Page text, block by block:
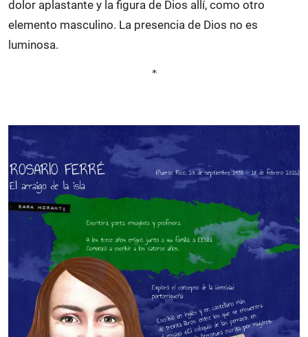
dolor aplastante y la figura de Dios allí, como otro
elemento masculino. La presencia de Dios no es
luminosa.
*